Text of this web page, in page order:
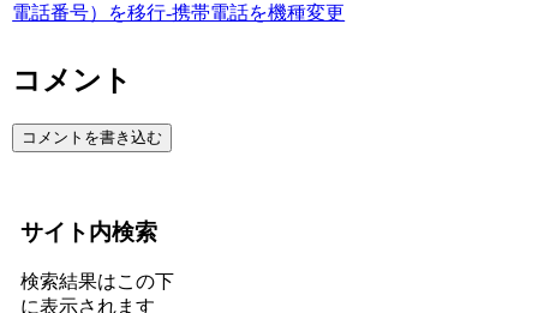
電話番号）を移行-携帯電話を機種変更
コメント
コメントを書き込む
サイト内検索
検索結果はこの下
に表示されます